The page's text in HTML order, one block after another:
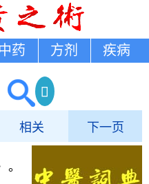
中药 方剂 疾病
相关 下一页